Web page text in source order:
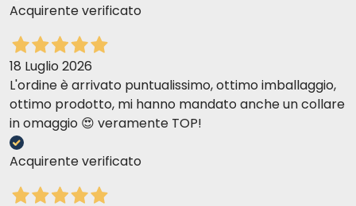
Acquirente verificato
18 Luglio 2026
L'ordine è arrivato puntualissimo, ottimo imballaggio,
ottimo prodotto, mi hanno mandato anche un collare
in omaggio 😍 veramente TOP!
Acquirente verificato